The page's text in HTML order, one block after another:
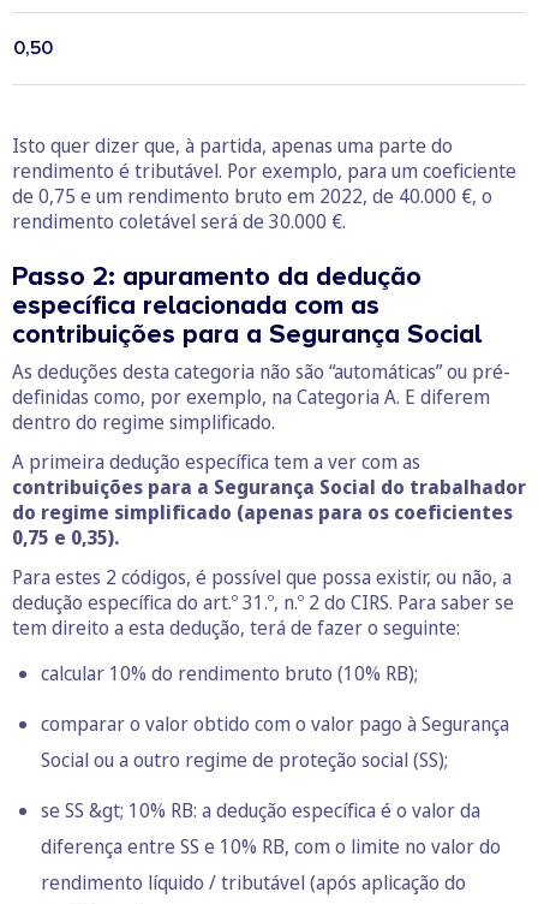
0,50
Isto quer dizer que, à partida, apenas uma parte do
rendimento é tributável. Por exemplo, para um coeficiente
de 0,75 e um rendimento bruto em 2022, de 40.000 €, o
rendimento coletável será de 30.000 €.
Passo 2: apuramento da dedução
específica relacionada com as
contribuições para a Segurança Social
As deduções desta categoria não são “automáticas” ou pré-
definidas como, por exemplo, na Categoria A. E diferem
dentro do regime simplificado.
A primeira dedução específica tem a ver com as
contribuições para a Segurança Social do trabalhador
do regime simplificado (apenas para os coeficientes
0,75 e 0,35).
Para estes 2 códigos, é possível que possa existir, ou não, a
dedução específica do art.º 31.º, n.º 2 do CIRS. Para saber se
tem direito a esta dedução, terá de fazer o seguinte:
calcular 10% do rendimento bruto (10% RB);
comparar o valor obtido com o valor pago à Segurança
Social ou a outro regime de proteção social (SS);
se SS &gt; 10% RB: a dedução específica é o valor da
diferença entre SS e 10% RB, com o limite no valor do
rendimento líquido / tributável (após aplicação do